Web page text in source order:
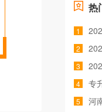
热
1
2
3
4 专
5 河